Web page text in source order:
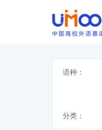
语种：
分类：